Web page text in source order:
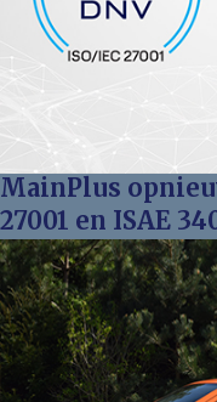
MainPlus
27001 en ISAE